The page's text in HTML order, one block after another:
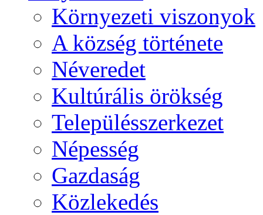
Környezeti viszonyok
A község története
Néveredet
Kultúrális örökség
Településszerkezet
Népesség
Gazdaság
Közlekedés